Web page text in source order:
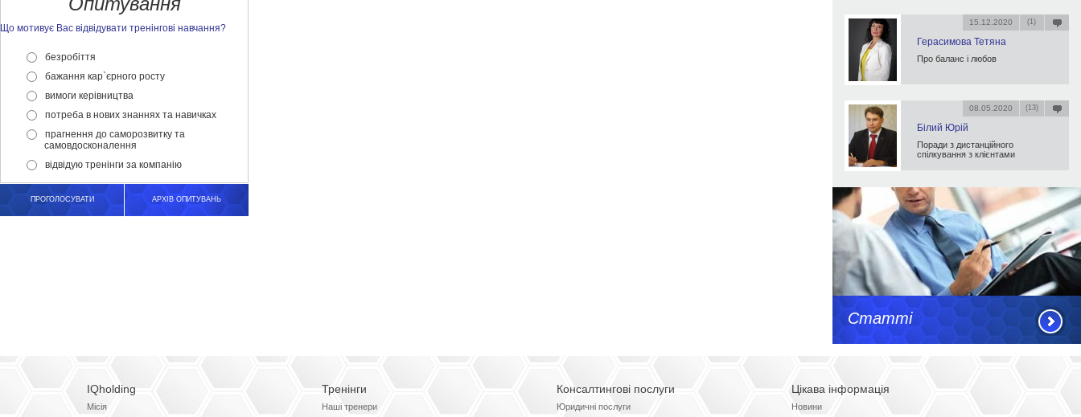
Що мотивує Вас відвідувати тренінгові навчання?
безробіття
бажання кар`єрного росту
вимоги керівництва
потреба в нових знаннях та навичках
прагнення до саморозвитку та
самовдосконалення
відвідую тренінги за компанію
ПРОГОЛОСУВАТИ АРХІВ ОПИТУВАНЬ
Герасимова Тетяна
15.12.2020 (1)
Про баланс і любов
Білий Юрій
08.05.2020 (13)
Поради з дистанційного
спілкування з клієнтами
Статті
IQholding
Місія
Тренінги
Наші тренери
Консалтингові послуги
Юридичні послуги
Цікава інформація
Новини